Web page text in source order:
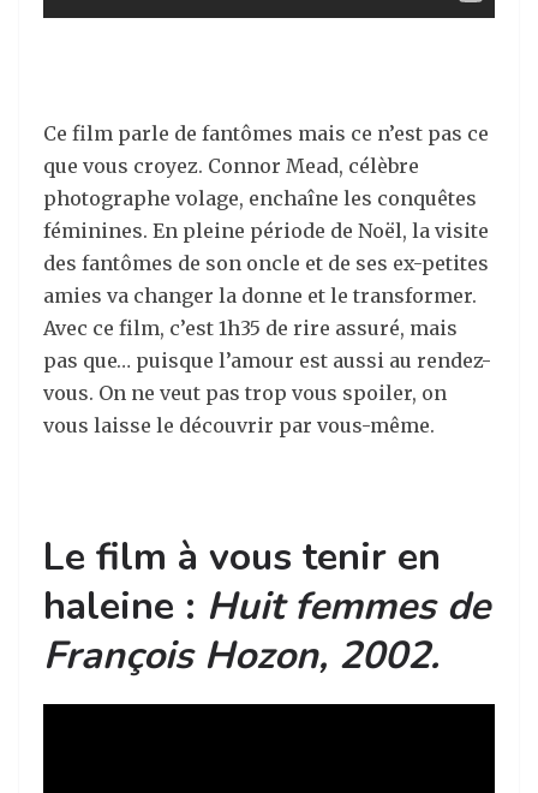
Ce film parle de fantômes mais ce n’est pas ce
que vous croyez. Connor Mead, célèbre
photographe volage, enchaîne les conquêtes
féminines. En pleine période de Noël, la visite
des fantômes de son oncle et de ses ex-petites
amies va changer la donne et le transformer.
Avec ce film, c’est 1h35 de rire assuré, mais
pas que… puisque l’amour est aussi au rendez-
vous. On ne veut pas trop vous spoiler, on
vous laisse le découvrir par vous-même.
Le film à vous tenir en
haleine : Huit femmes de
François Hozon, 2002.